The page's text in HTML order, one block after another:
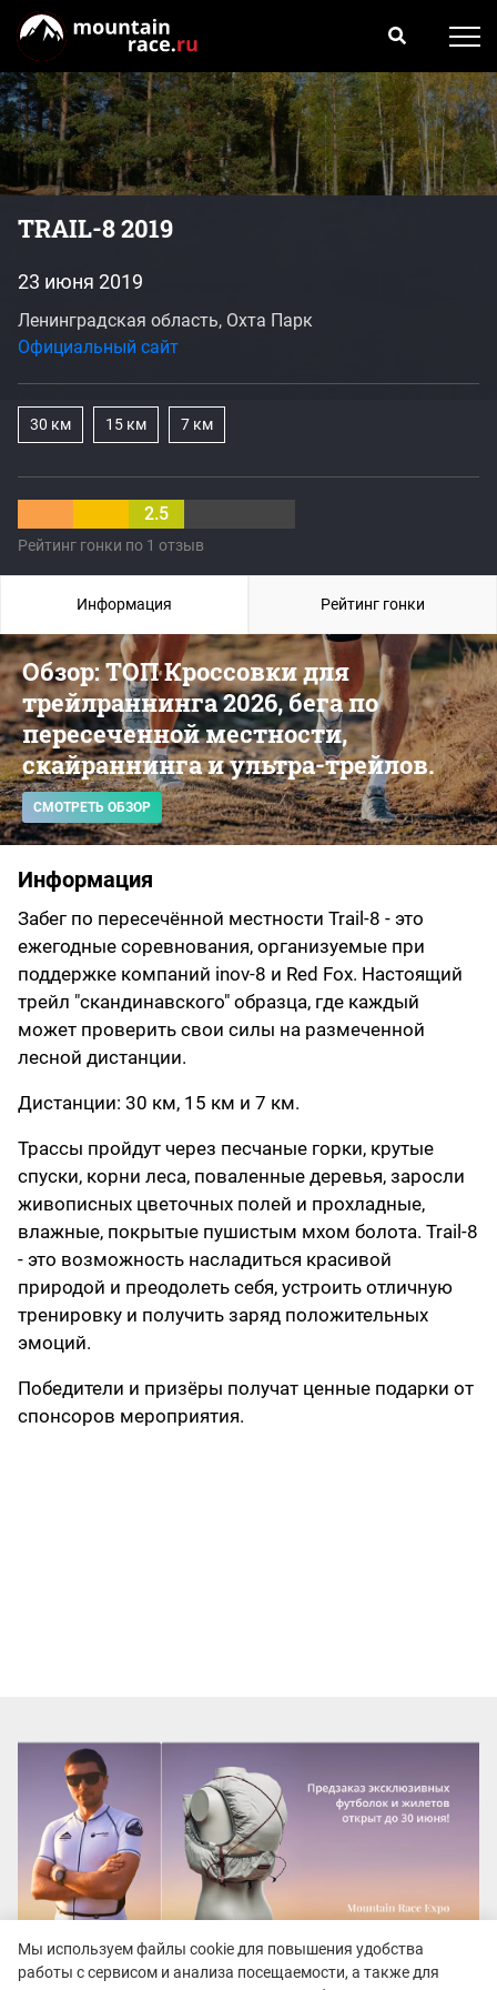
TRAIL-8 2019
2.5
Рейтинг гонки по 1 отзыв
23 июня 2019
Ленинградская область, Охта Парк
Официальный сайт
30 км 15 км 7 км
Обзор: ТОП Кроссовки для
трейлраннинга 2026, бега по
пересеченной местности,
скайраннинга и ультра-трейлов.
СМОТРЕТЬ ОБЗОР
Информация
Забег по пересечённой местности Trail-8 - это
ежегодные соревнования, организуемые при
поддержке компаний inov-8 и Red Fox. Настоящий
трейл "скандинавского" образца, где каждый
может проверить свои силы на размеченной
лесной дистанции.
Дистанции: 30 км, 15 км и 7 км.
Трассы пройдут через песчаные горки, крутые
спуски, корни леса, поваленные деревья, заросли
живописных цветочных полей и прохладные,
влажные, покрытые пушистым мхом болота. Trail-8
- это возможность насладиться красивой
природой и преодолеть себя, устроить отличную
тренировку и получить заряд положительных
эмоций.
Победители и призёры получат ценные подарки от
спонсоров мероприятия.
Информация Рейтинг гонки
Мы используем файлы cookie для повышения удобства
работы с сервисом и анализа посещаемости, а также для